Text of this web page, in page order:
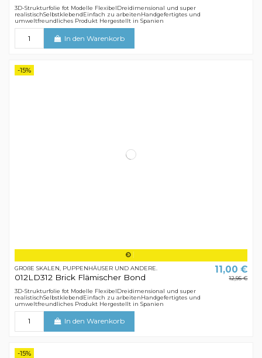
3D-Strukturfolie fot Modelle FlexibelDreidimensional und super
realistischSelbstklebendEinfach zu arbeitenHandgefertigtes und
umweltfreundliches Produkt Hergestellt in Spanien
In den Warenkorb
-15%
GROßE SKALEN, PUPPENHÄUSER UND ANDERE.
012LD312 Brick Flämischer Bond
11,00 €
12,95 €
3D-Strukturfolie fot Modelle FlexibelDreidimensional und super
realistischSelbstklebendEinfach zu arbeitenHandgefertigtes und
umweltfreundliches Produkt Hergestellt in Spanien
In den Warenkorb
-15%